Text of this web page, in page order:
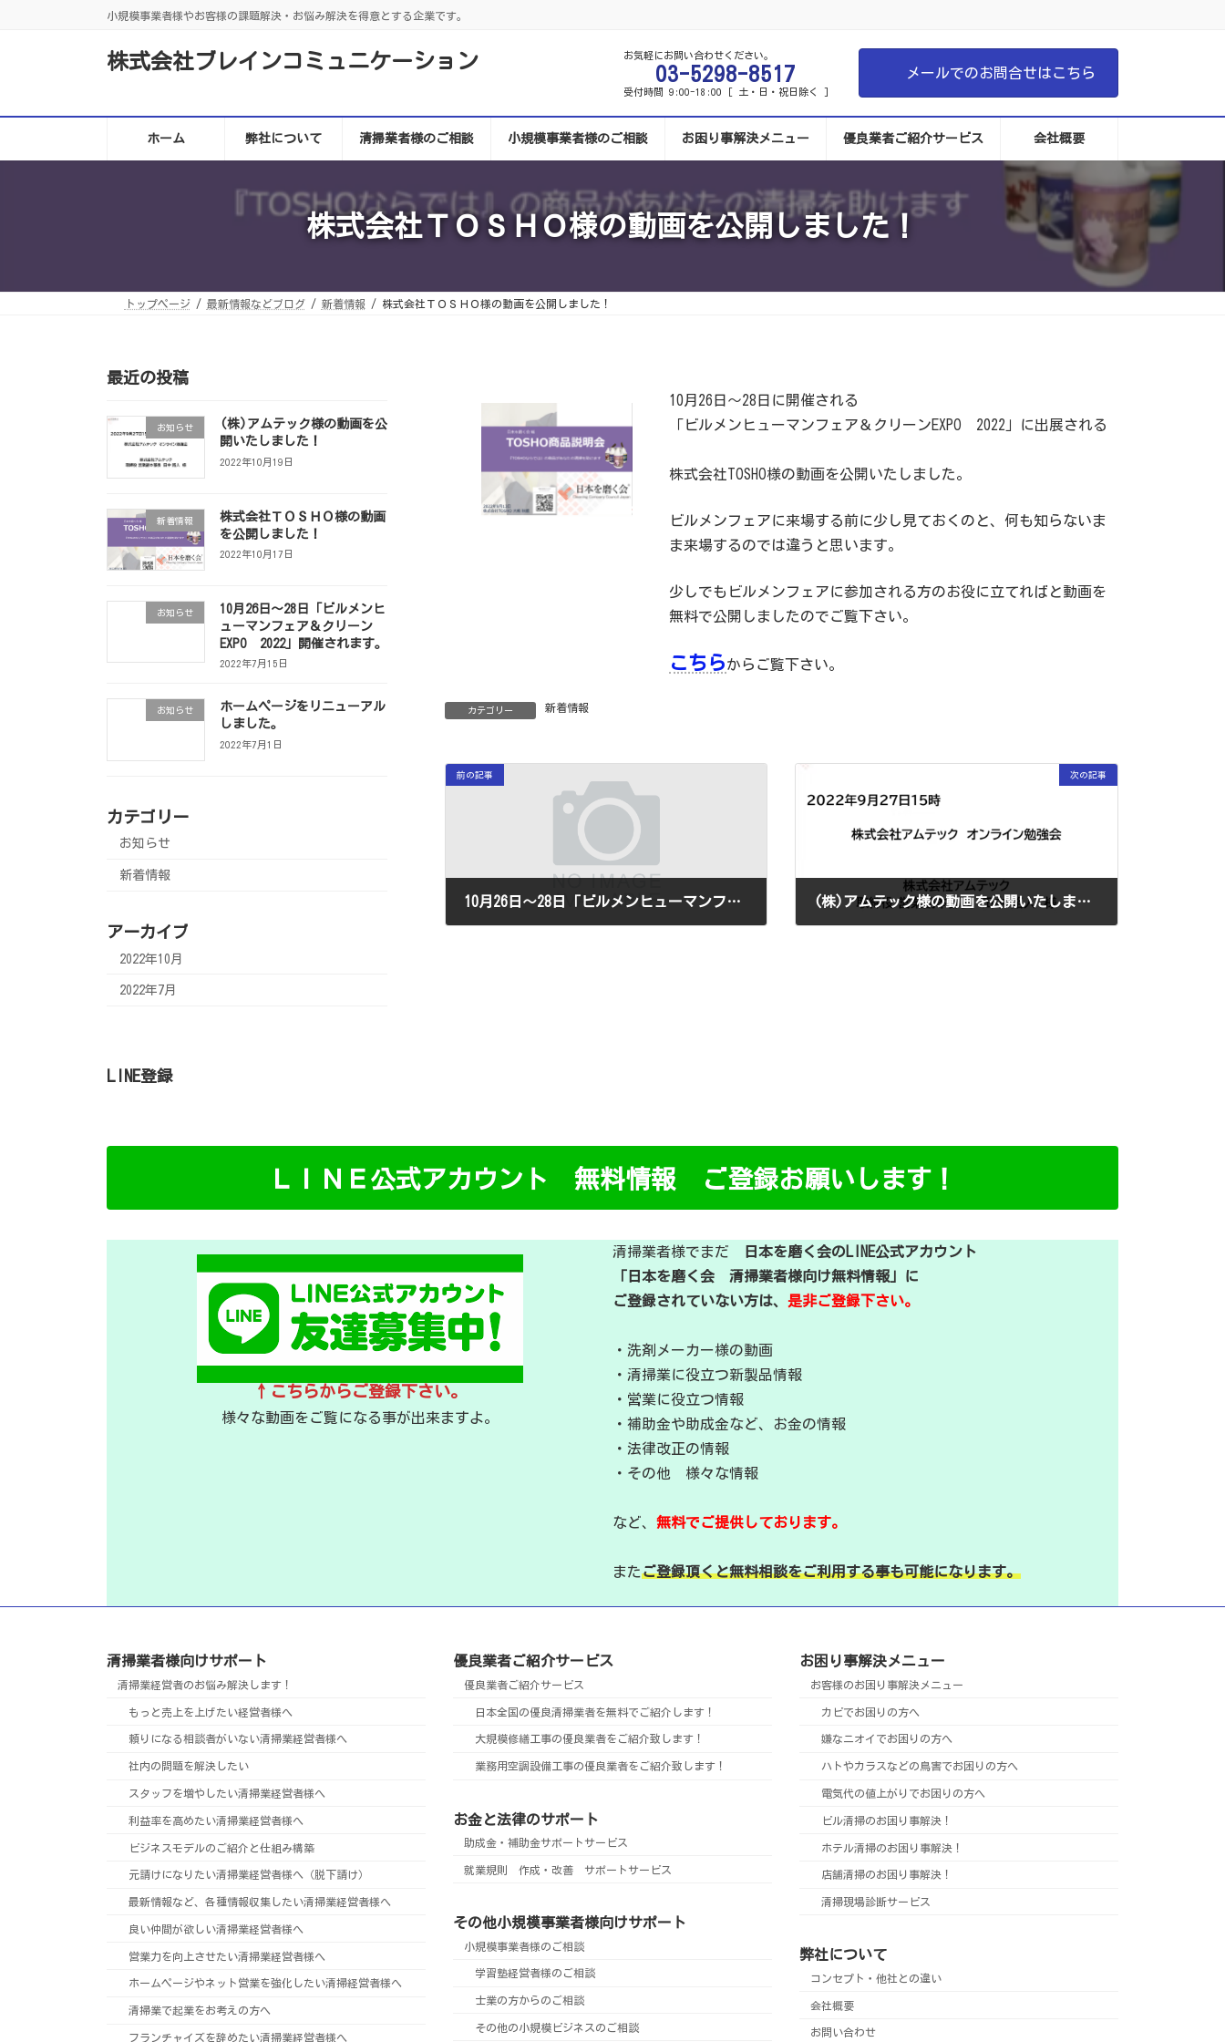
小規模事業者様やお客様の課題解決・お悩み解決を得意とする企業です。
株式会社ブレインコミュニケーション お気軽にお問い合わせください。
03-5298-8517
受付時間 9:00-18:00 [ 土・日・祝日除く ]
メールでのお問合せはこちら
ホーム 弊社について 清掃業者様のご相談 小規模事業者様のご相談 お困り事解決メニュー 優良業者ご紹介サービス 会社概要
株式会社ＴＯＳＨＯ様の動画を公開しました！
トップページ 最新情報などブログ 新着情報 株式会社ＴＯＳＨＯ様の動画を公開しました！
10月26日～28日に開催される
「ビルメンヒューマンフェア＆クリーンEXPO 2022」に出展される
株式会社TOSHO様の動画を公開いたしました。
ビルメンフェアに来場する前に少し見ておくのと、何も知らないま
ま来場するのでは違うと思います。
少しでもビルメンフェアに参加される方のお役に立てればと動画を
無料で公開しましたのでご覧下さい。
こちらからご覧下さい。
カテゴリー 新着情報
前の記事
10月26日～28日「ビルメンヒューマンフェア＆クリーンEXPO 2022」開催されます。
次の記事
(株)アムテック様の動画を公開いたしました！
最近の投稿
お知らせ
(株)アムテック様の動画を公
開いたしました！
2022年10月19日
新着情報
株式会社ＴＯＳＨＯ様の動画
を公開しました！
2022年10月17日
お知らせ
10月26日～28日「ビルメンヒ
ューマンフェア＆クリーン
EXPO 2022」開催されます。
2022年7月15日
お知らせ
ホームページをリニューアル
しました。
2022年7月1日
カテゴリー
お知らせ
新着情報
アーカイブ
2022年10月
2022年7月
LINE登録
ＬＩＮＥ公式アカウント 無料情報 ご登録お願いします！
↑こちらからご登録下さい。
様々な動画をご覧になる事が出来ますよ。
清掃業者様でまだ
日本を磨く会のLINE公式アカウント
「日本を磨く会 清掃業者様向け無料情報」に
ご登録されていない方は、 是非ご登録下さい。
・洗剤メーカー様の動画
・清掃業に役立つ新製品情報
・営業に役立つ情報
・補助金や助成金など、お金の情報
・法律改正の情報
・その他 様々な情報
など、 無料でご提供しております。
またご登録頂くと無料相談をご利用する事も可能になります。
清掃業者様向けサポート
清掃業経営者のお悩み解決します！
もっと売上を上げたい経営者様へ
頼りになる相談者がいない清掃業経営者様へ
社内の問題を解決したい
スタッフを増やしたい清掃業経営者様へ
利益率を高めたい清掃業経営者様へ
ビジネスモデルのご紹介と仕組み構築
元請けになりたい清掃業経営者様へ（脱下請け）
最新情報など、各種情報収集したい清掃業経営者様へ
良い仲間が欲しい清掃業経営者様へ
営業力を向上させたい清掃業経営者様へ
ホームページやネット営業を強化したい清掃経営者様へ
清掃業で起業をお考えの方へ
フランチャイズを辞めたい清掃業経営者様へ
優良業者ご紹介サービス
優良業者ご紹介サービス
日本全国の優良清掃業者を無料でご紹介します！
大規模修繕工事の優良業者をご紹介致します！
業務用空調設備工事の優良業者をご紹介致します！
お金と法律のサポート
助成金・補助金サポートサービス
就業規則 作成・改善 サポートサービス
その他小規模事業者様向けサポート
小規模事業者様のご相談
学習塾経営者様のご相談
士業の方からのご相談
その他の小規模ビジネスのご相談
お困り事解決メニュー
お客様のお困り事解決メニュー
カビでお困りの方へ
嫌なニオイでお困りの方へ
ハトやカラスなどの鳥害でお困りの方へ
電気代の値上がりでお困りの方へ
ビル清掃のお困り事解決！
ホテル清掃のお困り事解決！
店舗清掃のお困り事解決！
清掃現場診断サービス
弊社について
コンセプト・他社との違い
会社概要
お問い合わせ